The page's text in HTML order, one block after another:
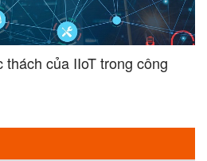
của IIoT trong công